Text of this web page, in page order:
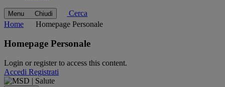
Menu Chiudi
Cerca
Home
Homepage Personale
Homepage Personale
Login or register to access this content.
Accedi Registrati